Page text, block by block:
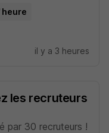
heure
il y a 3 heures
les recruteurs
par 30 recruteurs !